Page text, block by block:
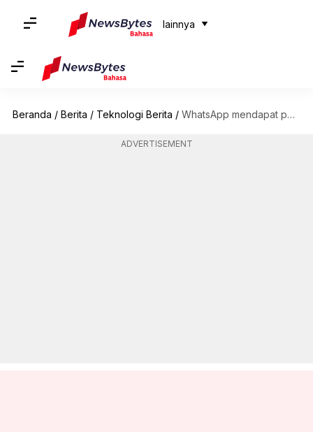
lainnya
Beranda / Berita / Teknologi Berita / WhatsApp mendapat peningkatan batas berbagi file dan mode perekaman video baru
ADVERTISEMENT